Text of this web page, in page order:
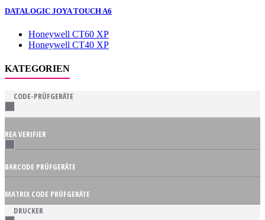
DATALOGIC JOYA TOUCH A6
Honeywell CT60 XP
Honeywell CT40 XP
KATEGORIEN
CODE-PRÜFGERÄTE
REA VERIFIER
BARCODE PRÜFGERÄTE
MATRIX CODE PRÜFGERÄTE
DRUCKER